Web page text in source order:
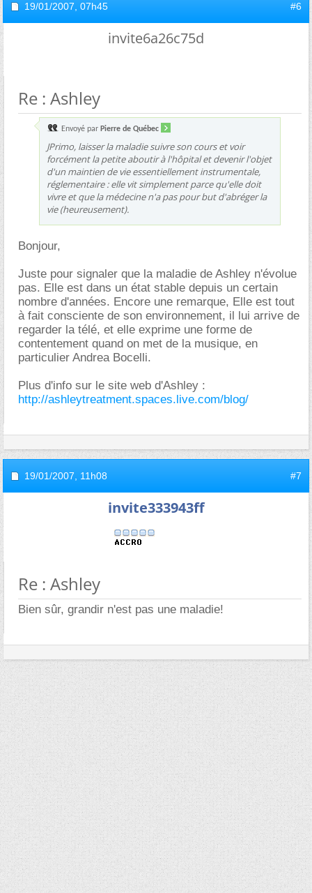
19/01/2007, 07h45 #6
invite6a26c75d
Re : Ashley
Envoyé par Pierre de Québec
JPrimo, laisser la maladie suivre son cours et voir
forcément la petite aboutir à l'hôpital et devenir l'objet
d'un maintien de vie essentiellement instrumentale,
réglementaire : elle vit simplement parce qu'elle doit
vivre et que la médecine n'a pas pour but d'abréger la
vie (heureusement).
Bonjour,
Juste pour signaler que la maladie de Ashley n'évolue
pas. Elle est dans un état stable depuis un certain
nombre d'années. Encore une remarque, Elle est tout
à fait consciente de son environnement, il lui arrive de
regarder la télé, et elle exprime une forme de
contentement quand on met de la musique, en
particulier Andrea Bocelli.
Plus d'info sur le site web d'Ashley :
http://ashleytreatment.spaces.live.com/blog/
19/01/2007, 11h08 #7
invite333943ff
Re : Ashley
Bien sûr, grandir n'est pas une maladie!